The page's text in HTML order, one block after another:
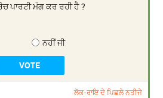
ਪਾਰਟੀ ਮੰਗ ਕਰ ਰਹੀ ਹੈ ?
ਨਹੀਂ ਜੀ
ਲੋਕ-ਰਾਇ ਦੇ ਪਿਛਲੇ ਨਤੀਜੇ